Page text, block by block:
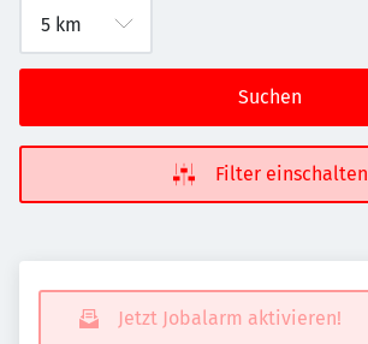
Suchen
Filter einschalten
Jetzt Jobalarm aktivieren!